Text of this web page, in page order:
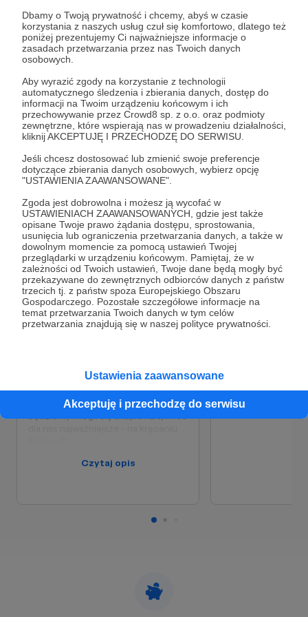
Dbamy o Twoją prywatność i chcemy, abyś w czasie
korzystania z naszych usług czuł się komfortowo, dlatego też
poniżej prezentujemy Ci najważniejsze informacje o
zasadach przetwarzania przez nas Twoich danych
osobowych.
Aby wyrazić zgody na korzystanie z technologii
automatycznego śledzenia i zbierania danych, dostęp do
informacji na Twoim urządzeniu końcowym i ich
przechowywanie przez Crowd8 sp. z o.o. oraz podmioty
zewnętrzne, które wspierają nas w prowadzeniu działalności,
kliknij AKCEPTUJĘ I PRZECHODZĘ DO SERWISU.
Jeśli chcesz dostosować lub zmienić swoje preferencje
dotyczące zbierania danych osobowych, wybierz opcję
"USTAWIENIA ZAAWANSOWANE".
Zgoda jest dobrowolna i możesz ją wycofać w
USTAWIENIACH ZAAWANSOWANYCH, gdzie jest także
opisane Twoje prawo żądania dostępu, sprostowania,
usunięcia lub ograniczenia przetwarzania danych, a także w
dowolnym momencie za pomocą ustawień Twojej
przeglądarki w urządzeniu końcowym. Pamiętaj, że w
zależności od Twoich ustawień, Twoje dane będą mogły być
przekazywane do zewnętrznych odbiorców danych z państw
trzecich tj. z państw spoza Europejskiego Obszaru
Gospodarczego. Pozostałe szczegółowe informacje na
temat przetwarzania Twoich danych w tym celów
przetwarzania znajdują się w naszej polityce prywatności.
Ustawienia zaawansowane
Akceptuję i przechodzę do serwisu
problem nie zostanie nigdy rozwiązany bez
jasnego powiedzenia jak jest. I bez pokazania tego
co czeka za horyzontem.
może być! Pokazywać siłę tego miejsca.
Jego historię. Jego piękno i wartość. I
pokazywać ludzi, którzy codziennie zmieniają
mały kawałek świata wokół siebie na lepsze.
Bo są inspiracją dla nas wszystkich.
W tym miejscu powinna być zewnętrzna
treść
Aby zobaczyć treść musisz zmienić ustawienia
polityki prywatności
Od 4 lat tworzymy Telewizję RzeczJansa.
zamieszczamy reklam. Nie kręcimy
sponsorowanych materiałów. Nie jesteśmy od
Rozwiń opis
Cele
Jak to się u nas mówi "na kable"
1 000 zł
miesięcznie
1 000 zł
brakuje
0%
TYLE co miesiąc wydajemy na
przysłowiowe "kable", czyli na
nieustająco psujące się drobne
akcesoria, złączki i przejściówki,
męskie XLRy i małe Jacky :) płatające
nam figle kable HDMI, karty SD i
dobre łącze internetowe w biurze (w
końcu jesteśmy telewizją
internetową!) i na paliwo do naszego
martwić skąd weźmiemy pieniądze
na te wszystkie może i drobne, ale
stałe i comiesięczne wydatki i
Czytaj opis
5 filmów w
5 000 zł
miesięcznie
Taka kwota
emisję średnio
MATERIAŁU
minimalna kwota
wyprodukować
niezłym poziomie.
Nie pokryje
naszej
ekipie telewizyjnej.